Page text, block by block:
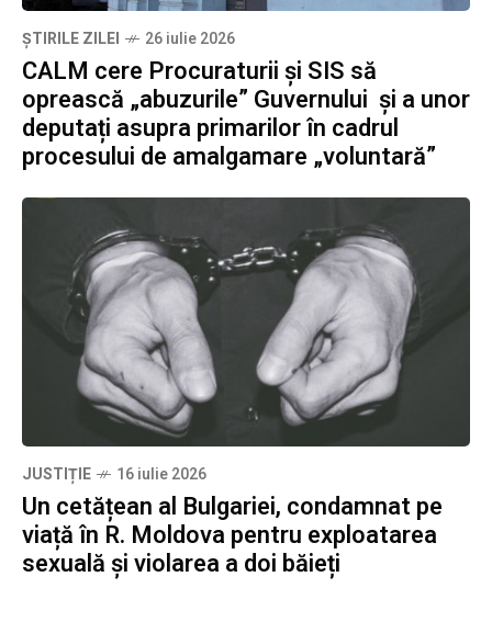
ȘTIRILE ZILEI 26 iulie 2026
CALM cere Procuraturii și SIS să
oprească „abuzurile” Guvernului și a unor
deputați asupra primarilor în cadrul
procesului de amalgamare „voluntară”
JUSTIȚIE 16 iulie 2026
Un cetățean al Bulgariei, condamnat pe
viață în R. Moldova pentru exploatarea
sexuală și violarea a doi băieți